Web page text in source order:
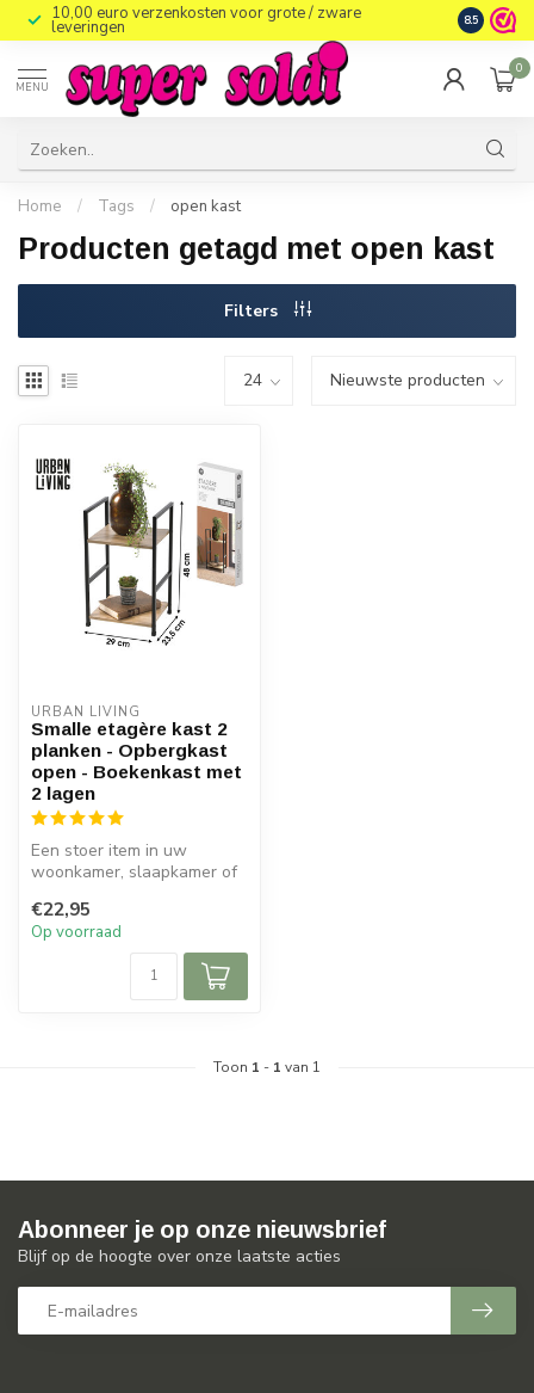
10,00 euro verzenkosten voor grote / zware
leveringen 8.5
MENU
0
Home / Tags / open kast
Producten getagd met open kast
Filters
URBAN LIVING
Smalle etagère kast 2
planken - Opbergkast
open - Boekenkast met
2 lagen
Een stoer item in uw
woonkamer, slaapkamer of
uw acce...
€22,95
Op voorraad
Toon 1 - 1 van 1
Abonneer je op onze nieuwsbrief
Blijf op de hoogte over onze laatste acties